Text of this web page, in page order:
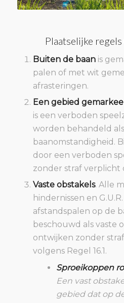
Plaatselijke regels
Buiten de baanis
palen of met wit
afrasteringen.
Een gebied
is een verboden
worden behandeld
baanomstandigheid.
door een verboden
zonder straf verplicht
Vaste obstakels. Alle
hindernissen en
afstandspalen op de
beschouwd als vaste
ontwijken zonder
volgens Regel 16.1.
Sproeikoppen
Een vast
gebied dat op